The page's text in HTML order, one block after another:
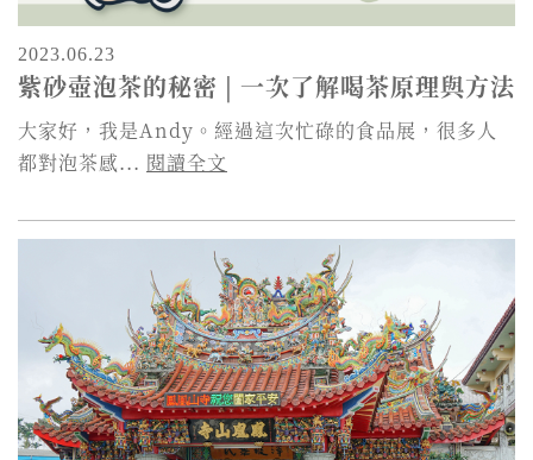
2023.06.23
紫砂壺泡茶的秘密 | 一次了解喝茶原理與方法
大家好，我是Andy。經過這次忙碌的食品展，很多人
都對泡茶感... 閱讀全文